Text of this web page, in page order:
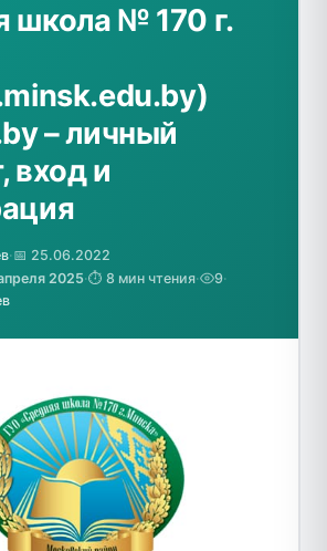
школа № 170 г.
– личный
вход и
·📅 25.06.2022
2025·⏱️ 8 мин чтения· 9·